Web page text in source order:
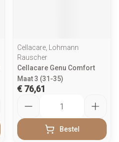
Cellacare, Lohmann
Rauscher
Cellacare Genu Comfort
Maat 3 (31-35)
€ 76,61
Bestel